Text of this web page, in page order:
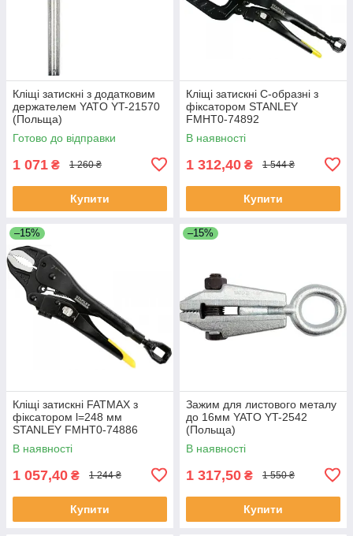
Кліщі затискні з додатковим
держателем YATO YT-21570
(Польща)
Готово до відправки
1 071 ₴ 1 260 ₴
Купити
Кліщі затискні С-образні з
фіксатором STANLEY
FMHT0-74892
В наявності
1 312,40 ₴ 1 544 ₴
Купити
–15%
Кліщі затискні FATMAX з
фіксатором l=248 мм
STANLEY FMHT0-74886
В наявності
1 057,40 ₴ 1 244 ₴
Купити
–15%
Зажим для листового металу
до 16мм YATO YT-2542
(Польща)
В наявності
1 317,50 ₴ 1 550 ₴
Купити